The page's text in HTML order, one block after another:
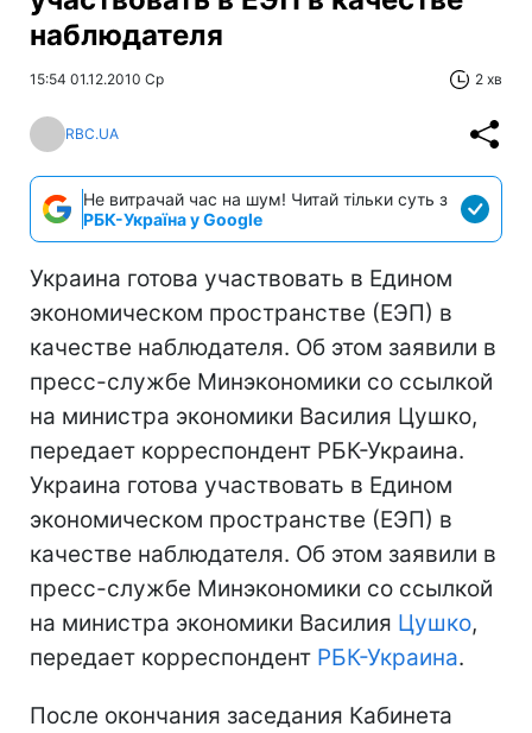
наблюдателя
15:54 01.12.2010 Ср 2 хв
RBC.UA
Не витрачай час на шум! Читай тільки суть з
РБК-Україна у Google
Украина готова участвовать в Едином
экономическом пространстве (ЕЭП) в
качестве наблюдателя. Об этом заявили в
пресс-службе Минэкономики со ссылкой
на министра экономики Василия Цушко,
передает корреспондент РБК-Украина.
Украина готова участвовать в Едином
экономическом пространстве (ЕЭП) в
качестве наблюдателя. Об этом заявили в
пресс-службе Минэкономики со ссылкой
на министра экономики Василия Цушко,
передает корреспондент РБК-Украина.
После окончания заседания Кабинета